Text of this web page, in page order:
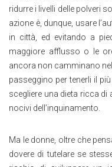
ridurre i livelli delle polveri
azione è, dunque, usare
in città, ed evitando a
maggiore afflusso o le
ancora non camminano
passeggino per tenerli il
scegliere una dieta ricca
nocivi dell’inquinamento.
Ma le donne, oltre che
dovere di tutelare se